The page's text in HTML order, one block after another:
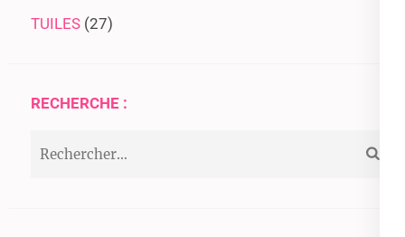
TUILES (27)
RECHERCHE :